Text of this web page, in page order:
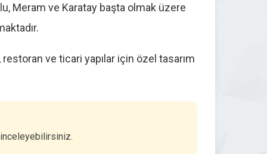
Meram ve Karatay başta olmak üzere
restoran ve ticari yapılar için özel tasarım